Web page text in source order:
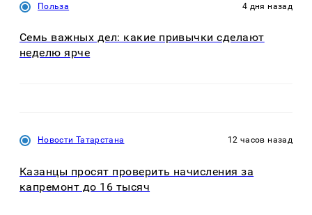
Польза 4 дня назад
Семь важных дел: какие привычки сделают
неделю ярче
Новости Татарстана 12 часов назад
Казанцы просят проверить начисления за
капремонт до 16 тысяч